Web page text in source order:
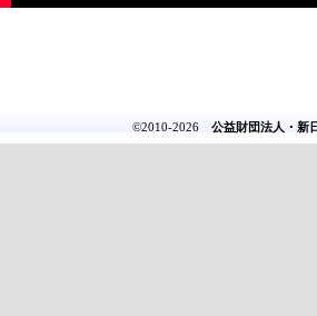
©2010-2026 公益財団法人・新